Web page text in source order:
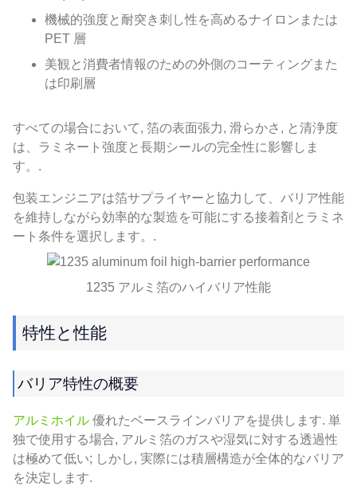
機械的強度と耐突き刺し性を高めるナイロンまたは
PET 層
美観と消費者情報のための外側のコーティングまた
は印刷層
すべての場合において, 箔の表面張力, 滑らかさ, と清浄度
は、ラミネート強度と長期シールの完全性に影響しま
す。.
包装エンジニアは箔サプライヤーと協力して、バリア性能
を維持しながら効率的な製造を可能にする接着剤とラミネ
ート条件を選択します。.
1235 アルミ箔のハイバリア性能
特性と性能
バリア特性の概要
アルミホイル 優れたベースラインバリアを提供します. 単
独で使用する場合, アルミ箔のガスや湿気に対する透過性
は極めて低い; しかし, 実際には積層構造が全体的なバリア
を決定します.